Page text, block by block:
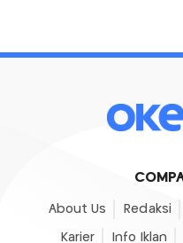
About Us Redaksi
Karier Info Iklan